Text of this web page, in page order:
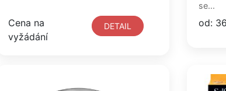
Cena na
vyžádání
DETAIL
se...
od: